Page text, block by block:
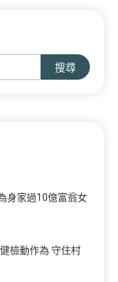
搜尋
身家過10億富翁女
檢動作為 守住村